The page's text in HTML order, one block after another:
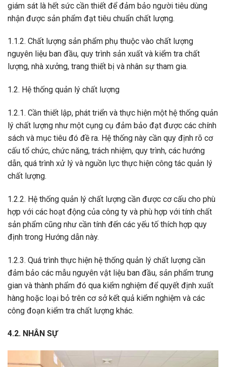
giám sát là hết sức cần thiết để đảm bảo người tiêu dùng
nhận được sản phẩm đạt tiêu chuẩn chất lượng.
1.1.2. Chất lượng sản phẩm phụ thuộc vào chất lượng
nguyên liệu ban đầu, quy trình sản xuất và kiểm tra chất
lượng, nhà xưởng, trang thiết bị và nhân sự tham gia.
1.2. Hệ thống quản lý chất lượng
1.2.1. Cần thiết lập, phát triển và thực hiện một hệ thống quản
lý chất lượng như một cụng cụ đảm bảo đạt được các chính
sách và mục tiêu đó đề ra. Hệ thống này cần quy định rõ cơ
cấu tổ chức, chức năng, trách nhiệm, quy trình, các hướng
dẫn, quá trình xử lý và nguồn lực thực hiện công tác quản lý
chất lượng.
1.2.2. Hệ thống quản lý chất lượng cần được cơ cấu cho phù
hợp với các hoạt động của công ty và phù hợp với tính chất
sản phẩm cũng như cần tính đến các yếu tố thích hợp quy
định trong Hướng dẫn này.
1.2.3. Quá trình thực hiện hệ thống quản lý chất lượng cần
đảm bảo các mẫu nguyên vật liệu ban đầu, sản phẩm trung
gian và thành phẩm đó qua kiểm nghiệm để quyết định xuất
hàng hoặc loại bỏ trên cơ sở kết quả kiểm nghiệm và các
công đoạn kiểm tra chất lượng khác.
4.2. NHÂN SỰ